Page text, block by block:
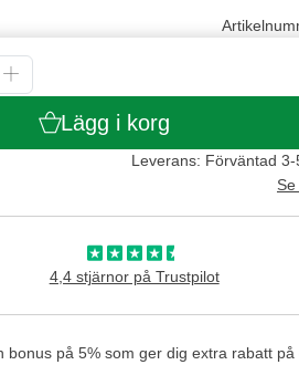
Lägg i korg
Leverans: Förväntad
4,4 stjärnor på Trustpilot
bonus på 5% som ger dig extra rabatt på